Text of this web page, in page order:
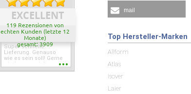
EXCELLENT
119 Rezensionen von
echten Kunden (letzte 12
Monate)
gesamt: 3909
Super schnelle
Lieferung. Genauso
wie es sein soll! Gerne
wieder wenn ich was
mail
Top Hersteller-Marken
Allform
Atlas
Isover
Laier